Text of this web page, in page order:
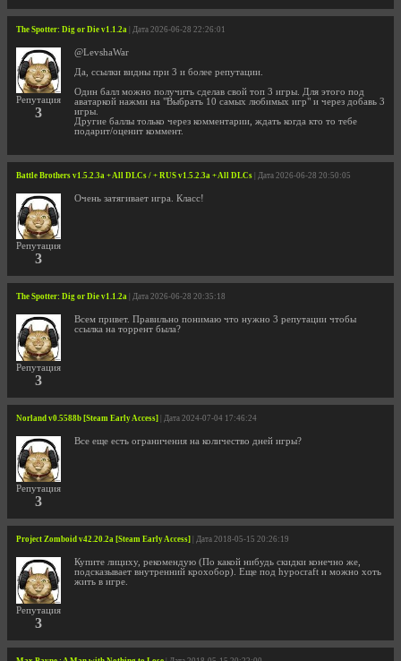
The Spotter: Dig or Die v1.1.2a | Дата 2026-06-28 22:26:01
Репутация
3
@LevshaWar
Да, ссылки видны при 3 и более репутации.
Один балл можно получить сделав свой топ 3 игры. Для этого под
аватаркой нажми на "Выбрать 10 самых любимых игр" и через добавь 3
игры.
Другие баллы только через комментарии, ждать когда кто то тебе
подарит/оценит коммент.
Battle Brothers v1.5.2.3a + All DLCs / + RUS v1.5.2.3a + All DLCs | Дата 2026-06-28 20:50:05
Репутация
3
Очень затягивает игра. Класс!
The Spotter: Dig or Die v1.1.2a | Дата 2026-06-28 20:35:18
Репутация
3
Всем привет. Правильно понимаю что нужно 3 репутации чтобы
ссылка на торрент была?
Norland v0.5588b [Steam Early Access] | Дата 2024-07-04 17:46:24
Репутация
3
Все еще есть ограничения на количество дней игры?
Project Zomboid v42.20.2a [Steam Early Access] | Дата 2018-05-15 20:26:19
Репутация
3
Купите лициху, рекомендую (По какой нибудь скидки конечно же,
подсказывает внутренний крохобор). Еще под hypocraft и можно хоть
жить в игре.